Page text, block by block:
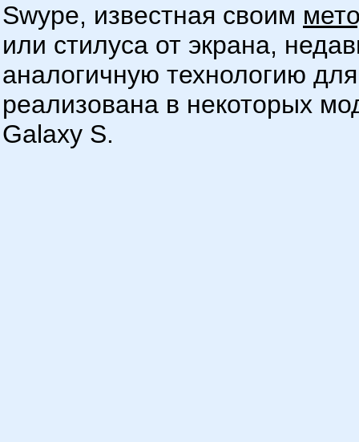
Swype, известная своим
или стилуса от экрана,
аналогичную технологию
реализована в некоторых
Galaxy S.